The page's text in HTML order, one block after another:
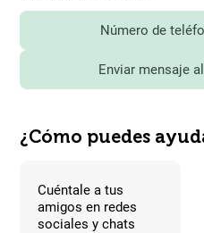
Número de
Enviar mensaje
¿Cómo puedes
Cuéntale a tus
amigos en redes
sociales y chats